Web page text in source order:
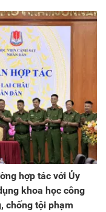
hợp tác với Ủy
khoa học công
chống tội phạm